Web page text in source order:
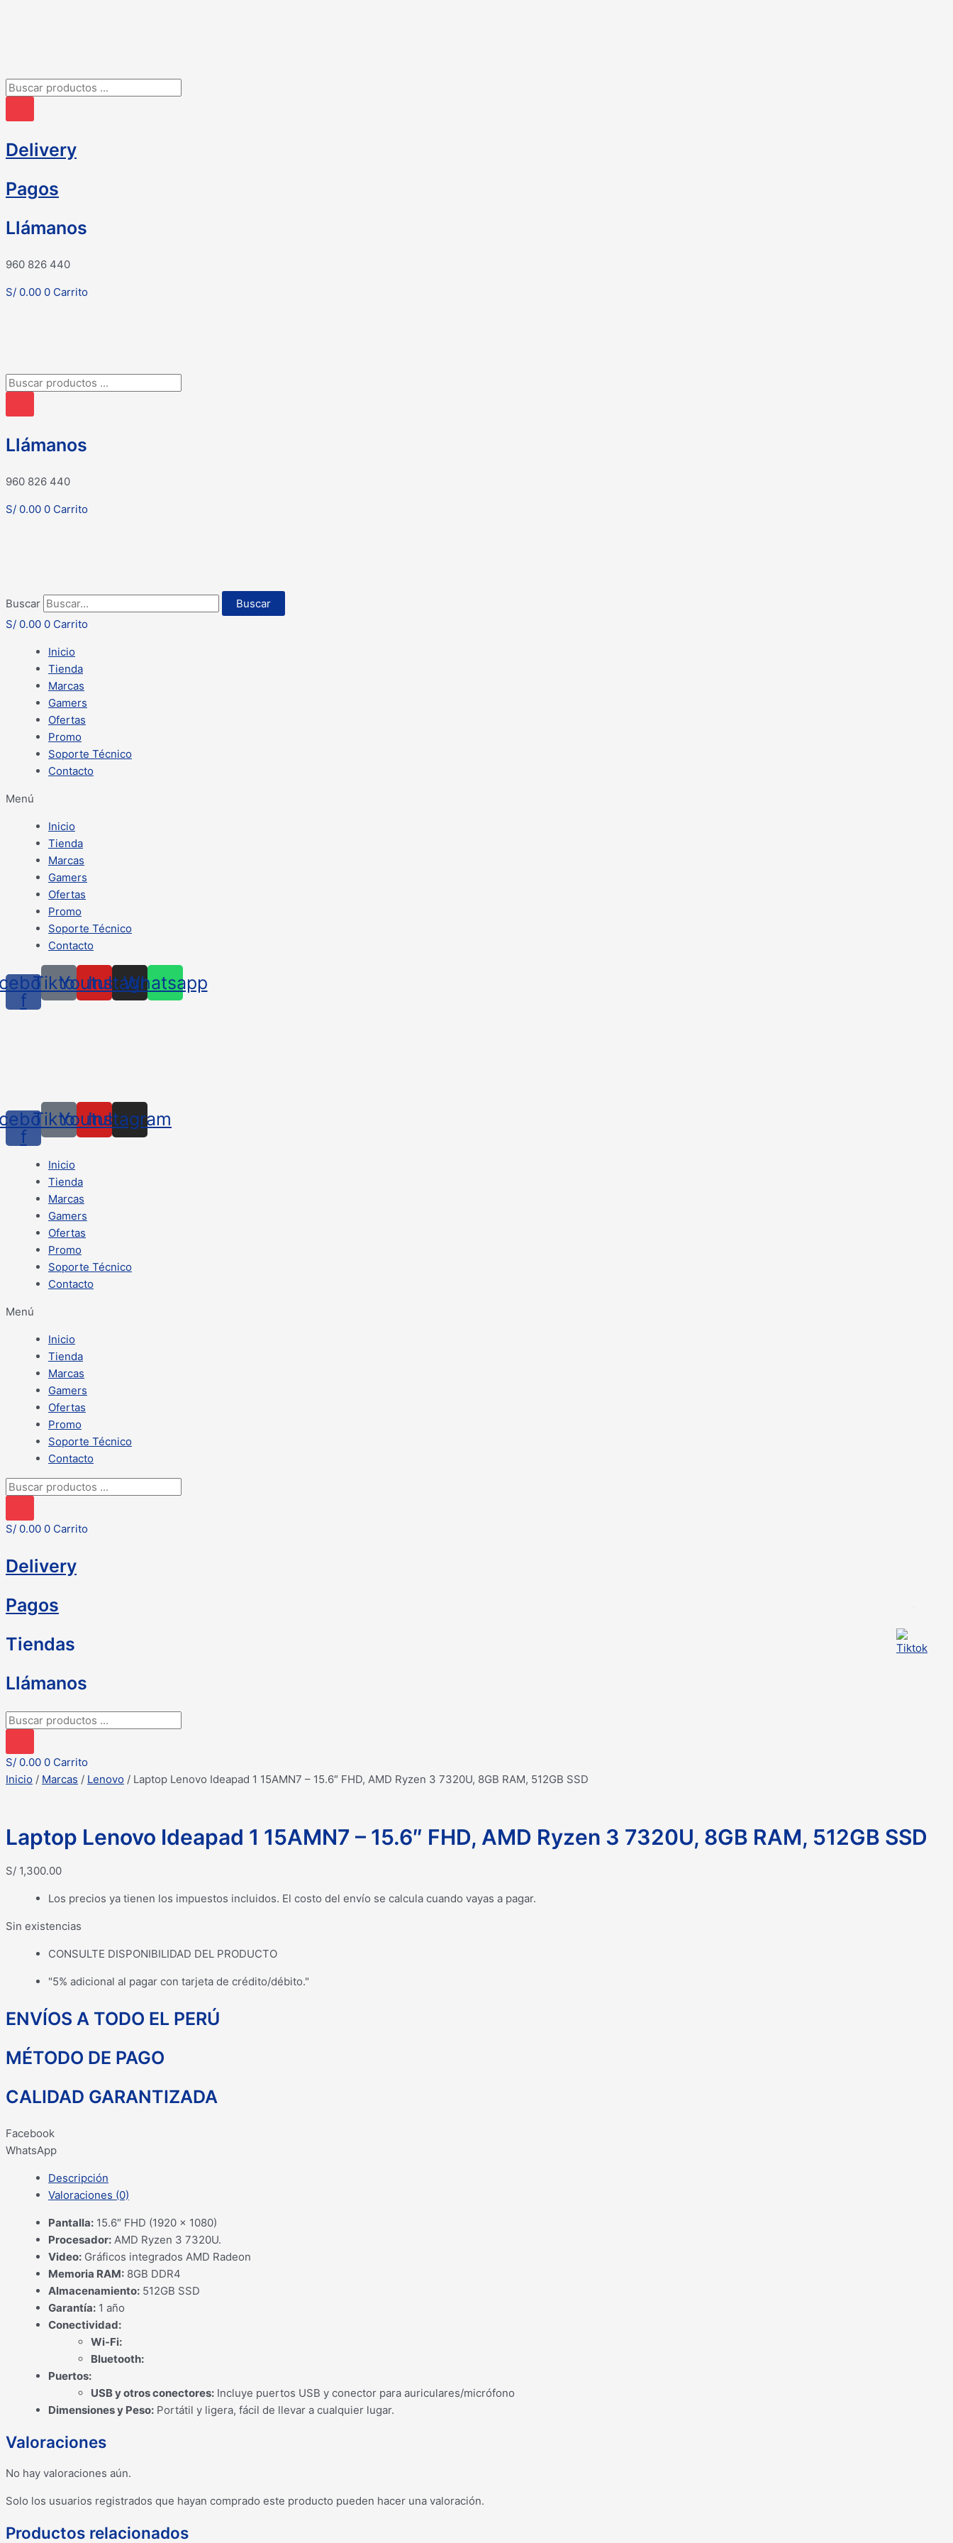
Búsqueda
productos
Delivery
Pagos
Llámanos
960 826 440
S/ 0.00 0 Carrito
Búsqueda
productos
Llámanos
960 826 440
S/ 0.00 0 Carrito
Buscar
Buscar
S/ 0.00 0 Carrito
Inicio
Tienda
Marcas
Gamers
Ofertas
Promo
Soporte Técnico
Contacto
Menú
Inicio
Tienda
Marcas
Gamers
Ofertas
Promo
Soporte Técnico
Contacto
f
TiktokYoutube
Instagram
Whatsapp
f
TiktokYoutube
Instagram
Inicio
Tienda
Marcas
Gamers
Ofertas
Promo
Soporte Técnico
Contacto
Menú
Inicio
Tienda
Marcas
Gamers
Ofertas
Promo
Soporte Técnico
Contacto
Búsqueda
productos
S/ 0.00 0 Carrito
Delivery
Pagos
Tiendas
Llámanos
Búsqueda
productos
S/ 0.00 0 Carrito
Inicio / Marcas / Lenovo / Laptop Lenovo Ideapad 1 15AMN7 – 15.6″ FHD, AMD Ryzen 3 7320U, 8GB RAM, 512GB SSD
Laptop Lenovo Ideapad 1 15AMN7 – 15.6″ FHD, AMD Ryzen 3 7320U, 8GB RAM, 512GB SSD
S/ 1,300.00
Los precios ya tienen los impuestos incluidos. El costo del envío se calcula cuando vayas a pagar.
Sin existencias
CONSULTE DISPONIBILIDAD DEL PRODUCTO
"5% adicional al pagar con tarjeta de crédito/débito."
ENVÍOS A TODO EL PERÚ
MÉTODO DE PAGO
CALIDAD GARANTIZADA
Facebook
WhatsApp
Descripción
Valoraciones (0)
Pantalla: 15.6″ FHD (1920 x 1080)
Procesador: AMD Ryzen 3 7320U.
Video: Gráficos integrados AMD Radeon
Memoria RAM: 8GB DDR4
Almacenamiento: 512GB SSD
Garantía: 1 año
Conectividad:
Wi-Fi:
Bluetooth:
Puertos:
USB y otros conectores: Incluye puertos USB y conector para auriculares/micrófono
Dimensiones y Peso: Portátil y ligera, fácil de llevar a cualquier lugar.
Valoraciones
No hay valoraciones aún.
Solo los usuarios registrados que hayan comprado este producto pueden hacer una valoración.
Productos relacionados